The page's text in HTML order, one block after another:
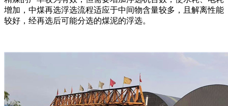
增加，中煤再选浮选流程适应于中间物含量较多，且解离性能
较好，经再选后可能分选的煤泥的浮选。